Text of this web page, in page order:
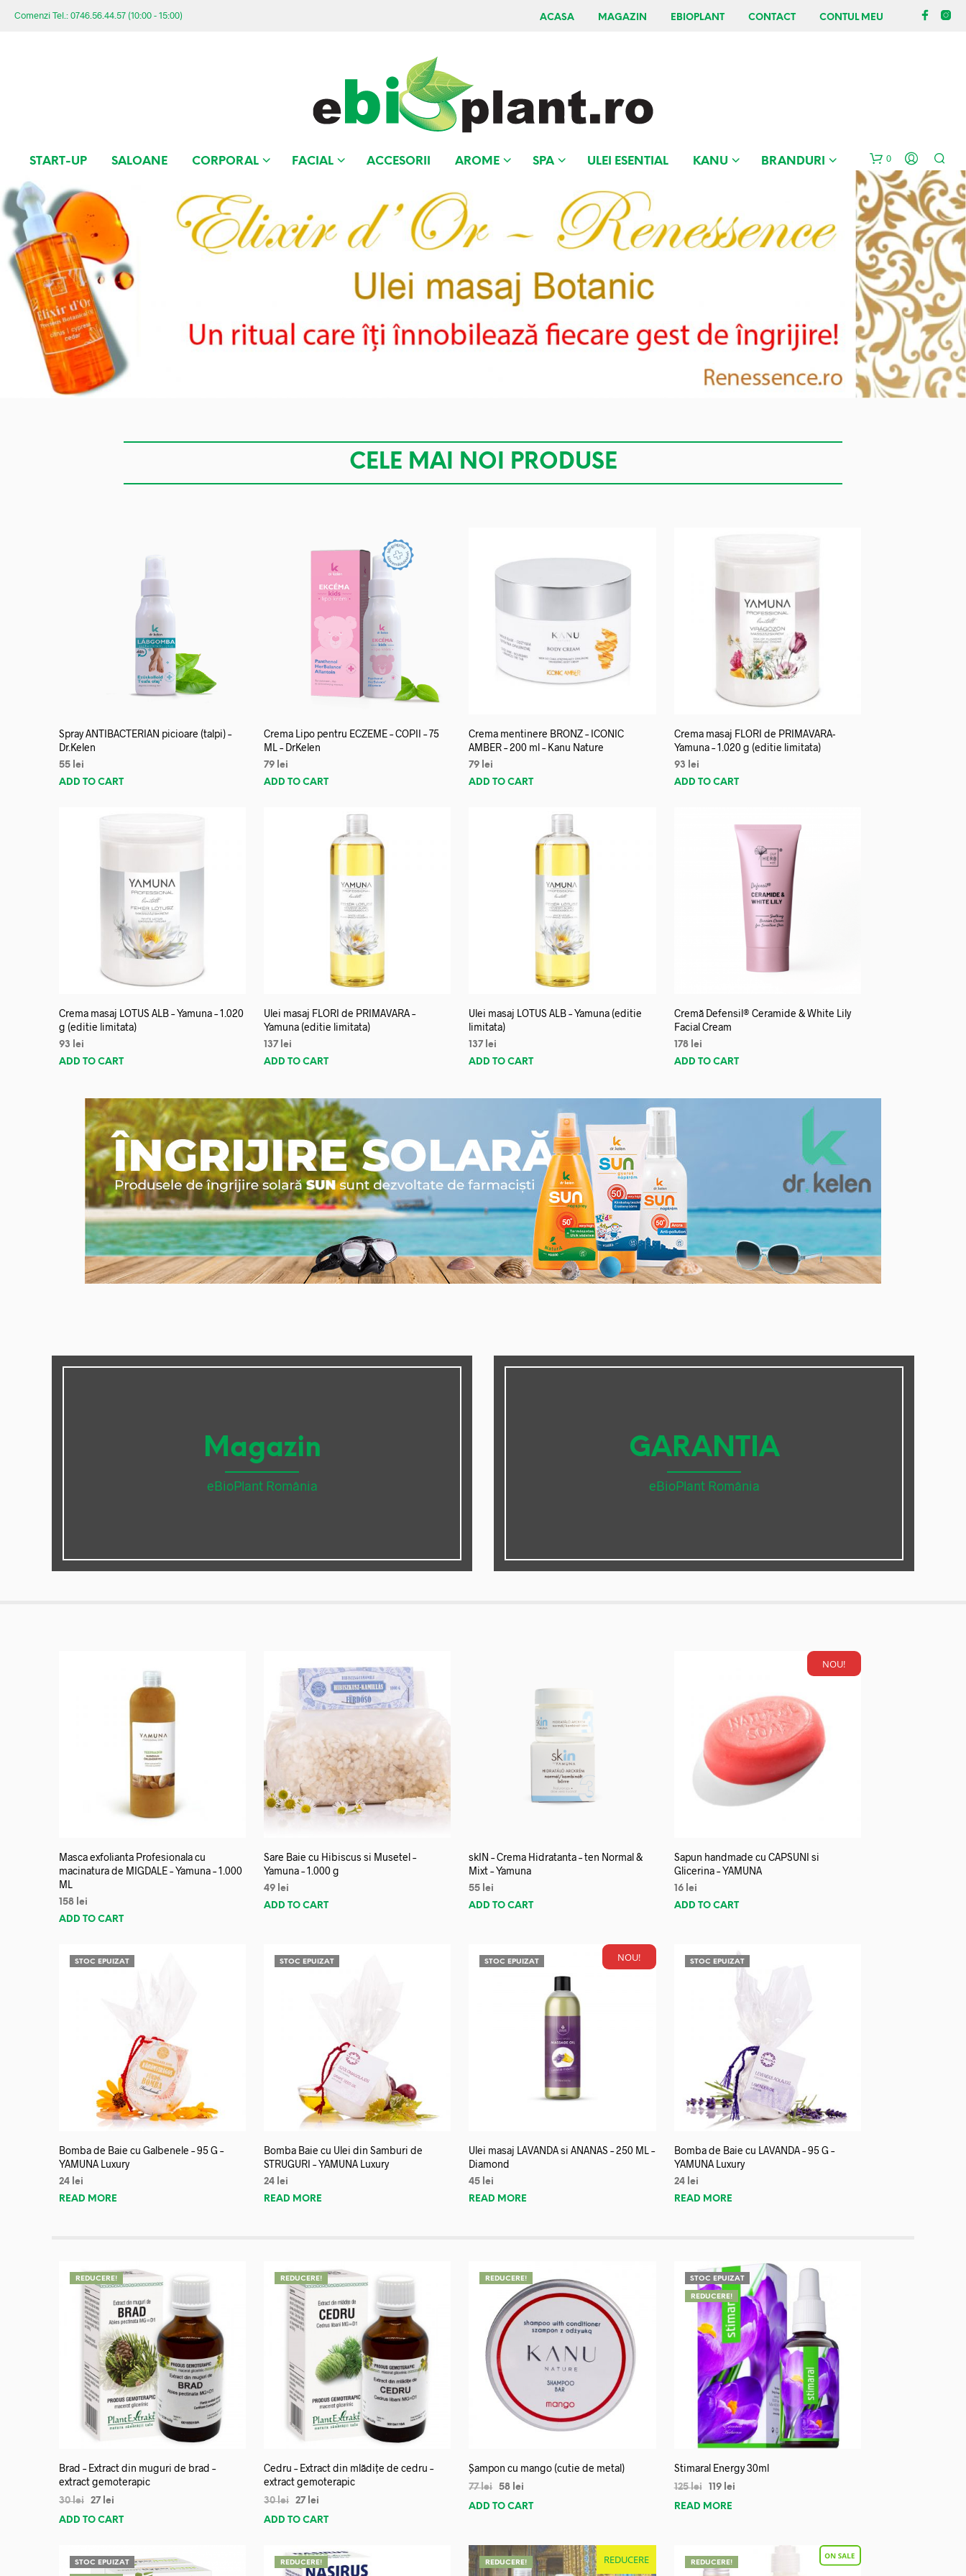
Comenzi Tel.: 0746.56.44.57 (10:00 - 15:00) ACASA MAGAZIN EBIOPLANT CONTACT CONTUL MEU
START-UP SALOANE CORPORAL FACIAL ACCESORII AROME SPA ULEI ESENTIAL KANU BRANDURI 0
CELE MAI NOI PRODUSE
Spray ANTIBACTERIAN picioare (talpi) –
Dr.Kelen
55 lei
ADD TO CART
Crema Lipo pentru ECZEME – COPII – 75
ML – DrKelen
79 lei
ADD TO CART
Crema mentinere BRONZ – ICONIC
AMBER – 200 ml – Kanu Nature
79 lei
ADD TO CART
Crema masaj FLORI de PRIMAVARA-
Yamuna – 1.020 g (editie limitata)
93
lei
ADD TO CART
Crema masaj LOTUS ALB – Yamuna – 1.020
g (editie limitata)
93
lei
ADD TO CART
Ulei masaj FLORI de PRIMAVARA –
Yamuna (editie limitata)
137 lei
ADD TO CART
Ulei masaj LOTUS ALB – Yamuna (editie
limitata)
137 lei
ADD TO CART
Cremă Defensil® Ceramide & White Lily
Facial Cream
178 lei
ADD TO CART
Magazin
eBioPlant România
GARANTIA
eBioPlant România
Masca exfolianta Profesionala cu
macinatura de MIGDALE – Yamuna – 1.000
ML
158 lei
ADD TO CART
Sare Baie cu Hibiscus si Musetel –
Yamuna – 1.000 g
49 lei
ADD TO CART
skIN – Crema Hidratanta – ten Normal &
Mixt – Yamuna
55 lei
ADD TO CART
NOU!
Sapun handmade cu CAPSUNI si
Glicerina – YAMUNA
16 lei
ADD TO CART
STOC EPUIZAT
Bomba de Baie cu Galbenele – 95 G –
YAMUNA Luxury
24 lei
READ MORE
STOC EPUIZAT
Bomba Baie cu Ulei din Samburi de
STRUGURI – YAMUNA Luxury
24 lei
READ MORE
NOU!
STOC EPUIZAT
Ulei masaj LAVANDA si ANANAS – 250 ML –
Diamond
45 lei
READ MORE
STOC EPUIZAT
Bomba de Baie cu LAVANDA – 95 G –
YAMUNA Luxury
24 lei
READ MORE
REDUCERE!
Brad – Extract din muguri de brad –
extract gemoterapic
30lei 27 lei
ADD TO CART
REDUCERE!
Cedru – Extract din mlădițe de cedru –
extract gemoterapic
30lei 27 lei
ADD TO CART
REDUCERE!
Șampon cu mango (cutie de metal)
77lei 58 lei
ADD TO CART
STOC EPUIZAT
REDUCERE!
Stimaral Energy 30ml
125lei 119 lei
READ MORE
STOC EPUIZAT REDUCERE! REDUCERE
REDUCERE! REDUCERE!